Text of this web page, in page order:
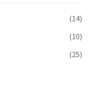
(14)
(10)
(25)